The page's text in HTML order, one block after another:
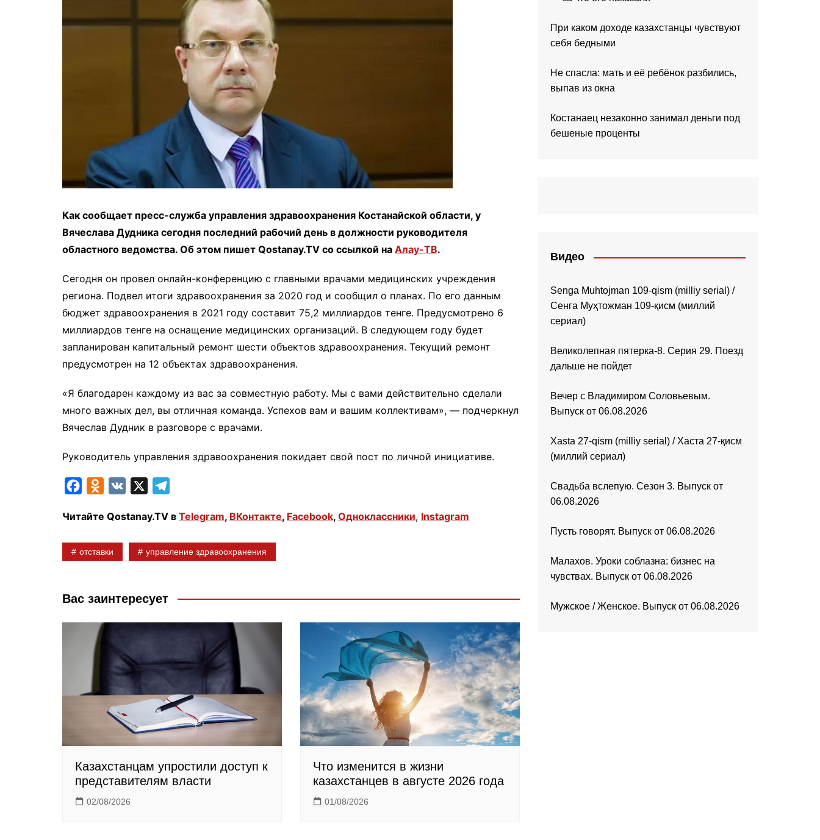
Как сообщает пресс-служба управления здравоохранения Костанайской области, у
Вячеслава Дудника сегодня последний рабочий день в должности руководителя
областного ведомства. Об этом пишет Qostanay.TV со ссылкой на Алау-ТВ.
Сегодня он провел онлайн-конференцию с главными врачами медицинских учреждения
региона. Подвел итоги здравоохранения за 2020 год и сообщил о планах. По его данным
бюджет здравоохранения в 2021 году составит 75,2 миллиардов тенге. Предусмотрено 6
миллиардов тенге на оснащение медицинских организаций. В следующем году будет
запланирован капитальный ремонт шести объектов здравоохранения. Текущий ремонт
предусмотрен на 12 объектах здравоохранения.
«Я благодарен каждому из вас за совместную работу. Мы с вами действительно сделали
много важных дел, вы отличная команда. Успехов вам и вашим коллективам», — подчеркнул
Вячеслав Дудник в разговоре с врачами.
Руководитель управления здравоохранения покидает свой пост по личной инициативе.
c
b
k
n
k
s
s
l
g
Читайте Qostanay.TV в Telegram, ВКонтакте, Facebook, Одноклассники, Instagram
отставки управление здравоохранения
Вас заинтересует
Казахстанцам упростили доступ к
представителям власти
02/08/2026
Что изменится в жизни
казахстанцев в августе 2026 года
01/08/2026
При каком доходе казахстанцы чувствуют
себя бедными
Не спасла: мать и её ребёнок разбились,
выпав из окна
Костанаец незаконно занимал деньги под
бешеные проценты
Видео
Senga Muhtojman 109-qism (milliy serial) /
Сенга Муҳтожман 109-қисм (миллий
сериал)
Великолепная пятерка-8. Серия 29. Поезд
дальше не пойдет
Вечер с Владимиром Соловьевым.
Выпуск от 06.08.2026
Xasta 27-qism (milliy serial) / Хаста 27-қисм
(миллий сериал)
Свадьба вслепую. Сезон 3. Выпуск от
06.08.2026
Пусть говорят. Выпуск от 06.08.2026
Малахов. Уроки соблазна: бизнес на
чувствах. Выпуск от 06.08.2026
Мужское / Женское. Выпуск от 06.08.2026